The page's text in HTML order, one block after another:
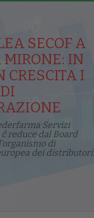
SECOF A
MIRONE: IN
CRESCITA I
Servizi
reduce dal Board
di
dei